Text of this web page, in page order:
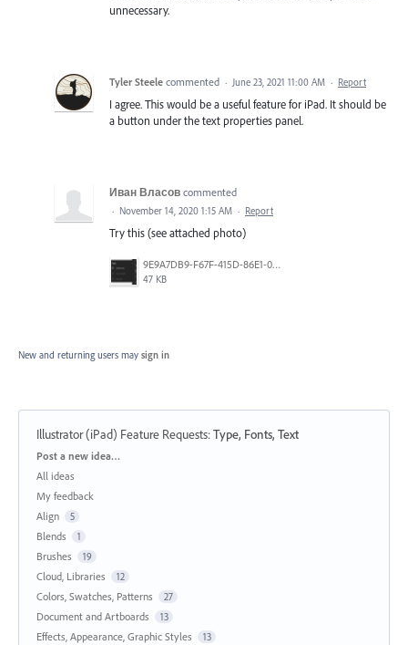
unnecessary.
Tyler Steele commented · June 23, 2021 11:00 AM · Report
I agree. This would be a useful feature for iPad. It should be
a button under the text properties panel.
Иван Власов commented
· November 14, 2020 1:15 AM · Report
Try this (see attached photo)
9E9A7DB9-F67F-415D-86E1-0CA244E10339.jpeg
47 KB
New and returning users may sign in
Illustrator (iPad) Feature Requests:Type, Fonts, Text
Categories
Post a new idea…
All ideas
My feedback
Align
5
Blends 1
Brushes 19
Cloud, Libraries 12
Colors, Swatches, Patterns 27
Document and Artboards 13
Effects, Appearance, Graphic Styles 13